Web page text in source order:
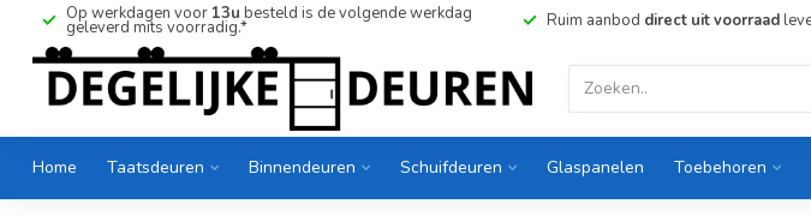
Op werkdagen voor 13u besteld is de volgende werkdag
geleverd mits voorradig.* Ruim aanbod direct uit voorraad
Home Taatsdeuren Binnendeuren Schuifdeuren Glaspanelen Toebehoren